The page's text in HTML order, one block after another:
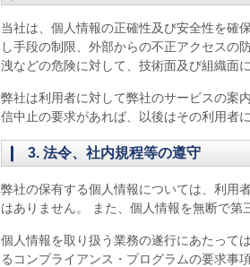
当社は、個人情報の正確性及び安全性を確
し手段の制限、外部からの不正アクセスの
洩などの危険に対して、技術面及び組織面
弊社は利用者に対して弊社のサービスの案
信中止の要求があれば、以後はその利用者
3. 法令、社内規程等の遵守
弊社の保有する個人情報については、利用
はありません。 また、個人情報を無断で第
個人情報を取り扱う業務の遂行にあたって
るコンプライアンス・プログラムの要求事